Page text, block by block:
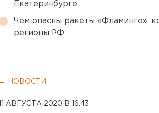
Екатеринбурге
Чем опасны ракеты «Фламинго»,
регионы РФ
← НОВОСТИ
11 АВГУСТА 2020 В 16:43